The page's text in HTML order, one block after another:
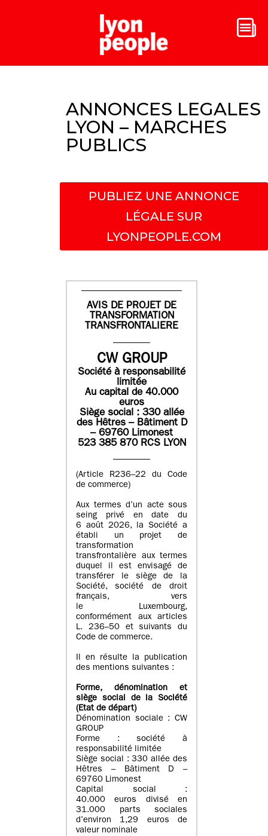
ANNONCES LEGALES
LYON – MARCHES
PUBLICS
PUBLIEZ UNE ANNONCE
LÉGALE SUR
LYONPEOPLE.COM
AVIS DE PROJET DE
TRANSFORMATION
TRANSFRONTALIERE
CW GROUP
Société à responsabilité
limitée
Au capital de 40.000
euros
Siège social : 330 allée
des Hêtres – Bâtiment D
– 69760 Limonest
523 385 870 RCS LYON
(Article R236–22 du Code
de commerce)
Aux termes d’un acte sous
seing privé en date du
6 août 2026, la Société a
établi un projet de
transformation
transfrontalière aux termes
duquel il est envisagé de
transférer le siège de la
Société, société de droit
français, vers
le Luxembourg,
conformément aux articles
L. 236–50 et suivants du
Code de commerce.
Il en résulte la publication
des mentions suivantes :
Forme, dénomination et
siège social de la Société
(Etatde départ)
Dénomination sociale : CW
GROUP
Forme : société à
responsabilité limitée
Siège social : 330 allée des
Hêtres – Bâtiment D –
69760 Limonest
Capital social :
40.000 euros divisé en
31.000 parts sociales
d’environ 1,29 euros de
valeur nominale